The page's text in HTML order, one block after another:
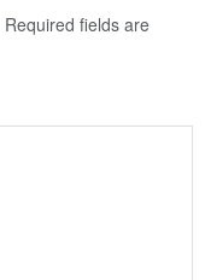
Required fields are